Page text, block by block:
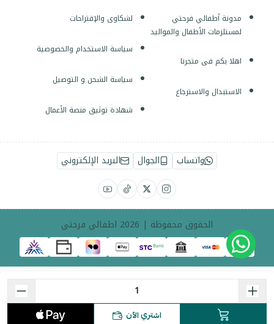
اشتري الآن
مدونة أطفالي فرحتي
لمستلزمات الأطفال والمواليد
اهلا بكم فى متجرنا
الاستبدال والاسترجاع
لشكاوى والإقتراحات
سياسة الاستخدام والخصوصية
سياسة الشحن و التوصيل
شهادة توثيق منصة الأعمال
واتساب الجوال البريد الإلكتروني
الحقوق محفوظة | 2026 اطفالي فرحتي